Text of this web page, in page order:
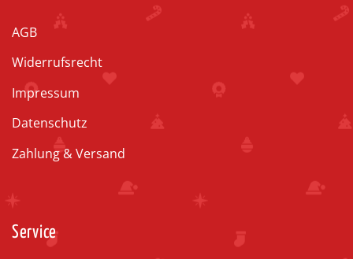
AGB
Widerrufsrecht
Impressum
Datenschutz
Zahlung & Versand
Service